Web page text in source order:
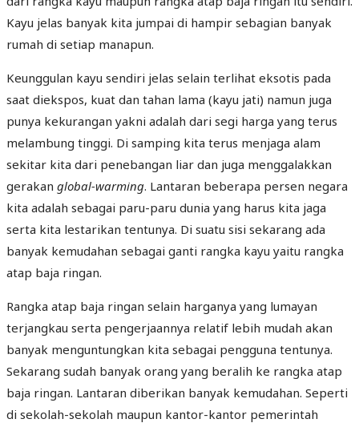
Kayu jelas banyak kita jumpai di hampir sebagian banyak
rumah di setiap manapun.
Keunggulan kayu sendiri jelas selain terlihat eksotis pada
saat diekspos, kuat dan tahan lama (kayu jati) namun juga
punya kekurangan yakni adalah dari segi harga yang terus
melambung tinggi. Di samping kita terus menjaga alam
sekitar kita dari penebangan liar dan juga menggalakkan
gerakan global-warming. Lantaran beberapa persen negara
kita adalah sebagai paru-paru dunia yang harus kita jaga
serta kita lestarikan tentunya. Di suatu sisi sekarang ada
banyak kemudahan sebagai ganti rangka kayu yaitu rangka
atap baja ringan.
Rangka atap baja ringan selain harganya yang lumayan
terjangkau serta pengerjaannya relatif lebih mudah akan
banyak menguntungkan kita sebagai pengguna tentunya.
Sekarang sudah banyak orang yang beralih ke rangka atap
baja ringan. Lantaran diberikan banyak kemudahan. Seperti
di sekolah-sekolah maupun kantor-kantor pemerintah